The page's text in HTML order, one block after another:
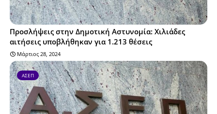
Προσλήψεις στην Δημοτική Αστυνομία: Χιλιάδες
αιτήσεις υποβλήθηκαν για 1.213 θέσεις
Μάρτιος 28, 2024
ΑΣΕΠ